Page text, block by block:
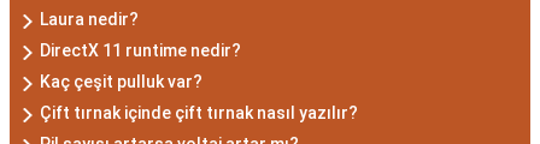
etkileyici kişilikleriyle dikkat çekerler. Akrep burcu
erkekleri, duygusal derinlikleri ve tutkulu
Laura nedir?
DirectX 11 runtime nedir?
Kaç çeşit pulluk var?
Çift tırnak içinde çift tırnak nasıl yazılır?